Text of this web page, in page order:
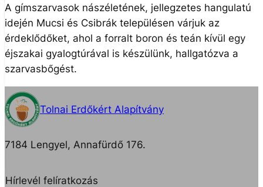
A gímszarvasok nászéletének, jellegzetes hangulatú
idején Mucsi és Csibrák településen várjuk az
érdeklődőket, ahol a forralt boron és teán kívül egy
éjszakai gyalogtúrával is készülünk, hallgatózva a
szarvasbőgést.
Tolnai Erdőkért Alapítvány
7184 Lengyel, Annafürdő 176.
Hírlevél felíratkozás